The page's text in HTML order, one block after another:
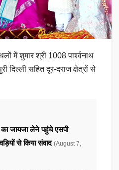
में शुमार श्री 1008 पार्श्वनाथ
दिल्ली सहित दूर-दराज क्षेत्रों से
जायजा लेने पहुंचे एसपी
से किया संवाद (August 7,